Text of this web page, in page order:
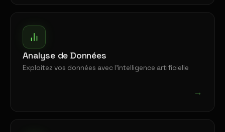
Analyse de Données
Exploitez vos données avec l'intelligence artificielle
→